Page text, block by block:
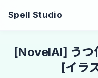
Spell Studio
[NovelAI] うつ
[イラ